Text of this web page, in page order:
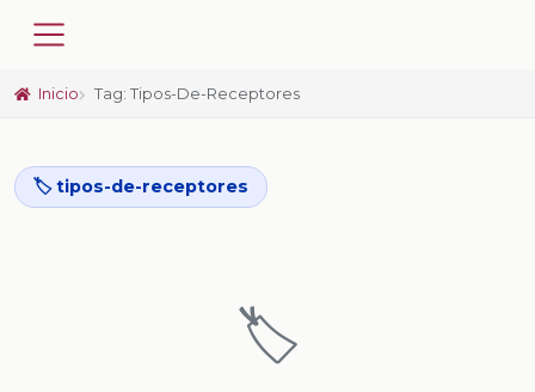
Inicio Tag: Tipos-De-Receptores
🏷️ tipos-de-receptores
🏷️